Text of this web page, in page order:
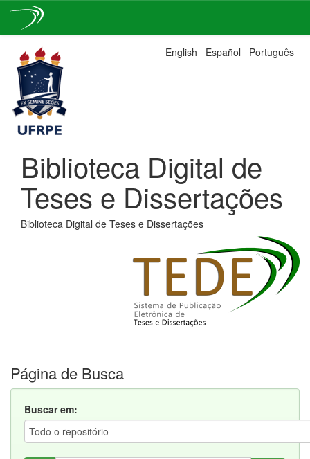
navigation
English Español Português
Biblioteca Digital de
Teses e Dissertações
Biblioteca Digital de Teses e Dissertações
Página de Busca
Buscar em: